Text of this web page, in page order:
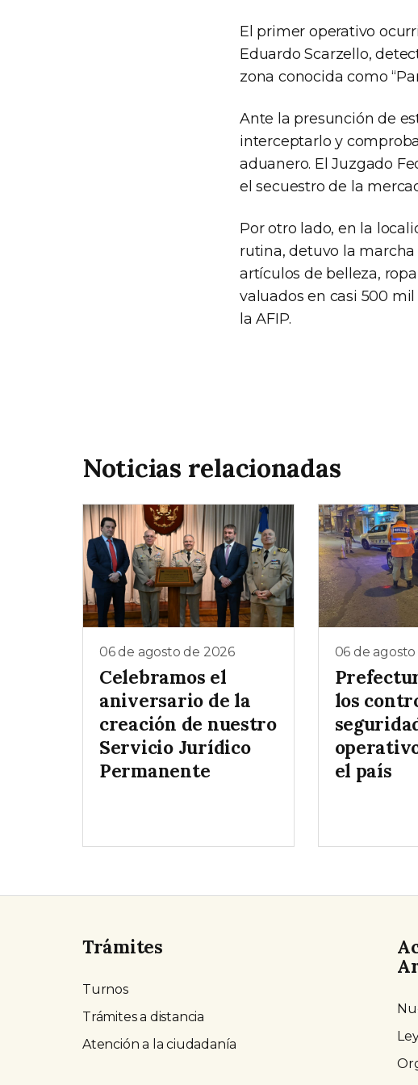
El primer operativo
Eduardo Scarzello,
zona conocida como
Ante la presunción de
interceptarlo y
aduanero. El Juzgado
el secuestro de la
Por otro lado, en la
rutina, detuvo la
artículos de belleza,
valuados en casi 500
la AFIP.
Noticias relacionadas
06 de agosto de 2026
Celebramos el
aniversario de la
creación de nuestro
Servicio Jurídico
Permanente
06 de
los
el país
Trámites
Turnos
Trámites a distancia
Atención a la ciudadanía